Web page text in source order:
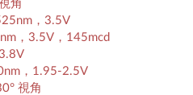
角
，3.5V
，3.5V，145mcd
，1.95-2.5V
視角